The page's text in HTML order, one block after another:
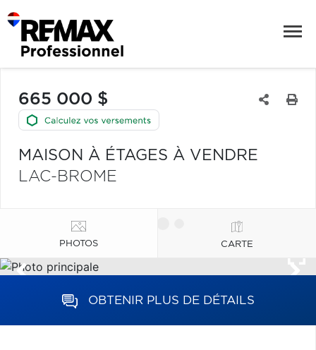
665 000 $
MAISON À ÉTAGES À VENDRE
LAC-BROME
PHOTOS CARTE
OBTENIR PLUS DE DÉTAILS